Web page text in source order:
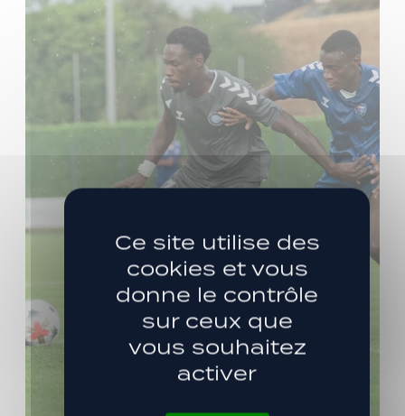
Ce site utilise des
cookies et vous
donne le contrôle
sur ceux que
vous souhaitez
activer